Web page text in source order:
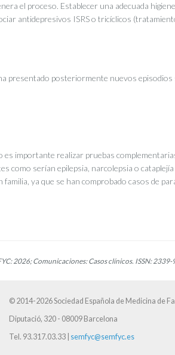
el proceso. Establecer una adecuada
antidepresivos ISRS o tricíclicos
presentado posteriormente nuevos
es importante realizar pruebas
como serían epilepsia, narcolepsia o
ya que se han comprobado casos de
2026; Comunicaciones: Casos clínicos. ISSN:
© 2014-2026 Sociedad Española de Medicina de
Diputació, 320 - 08009 Barcelona
Tel. 93.317.03.33 | semfyc@semfyc.es